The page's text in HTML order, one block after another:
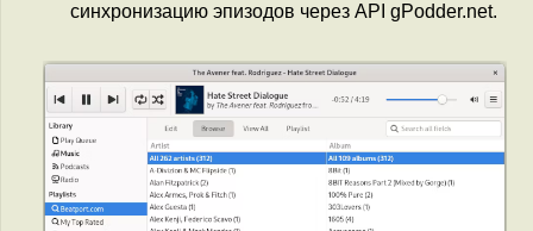
синхронизацию эпизодов через API gPodder.net.